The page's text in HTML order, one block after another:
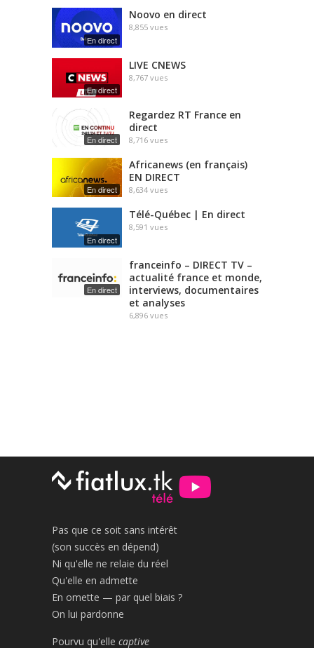
En direct
Noovo en direct
8,855 vues
En direct
LIVE CNEWS
8,767 vues
En direct
Regardez RT France en
direct
8,716 vues
En direct
Africanews (en français)
EN DIRECT
8,634 vues
En direct
Télé-Québec | En direct
8,591 vues
En direct
franceinfo – DIRECT TV –
actualité france et monde,
interviews, documentaires
et analyses
6,896 vues
Pas que ce soit sans intérêt
(son succès en dépend)
Ni qu'elle ne relaie du réel
Qu'elle en admette
En omette — par quel biais ?
On lui pardonne
Pourvu qu'elle captive